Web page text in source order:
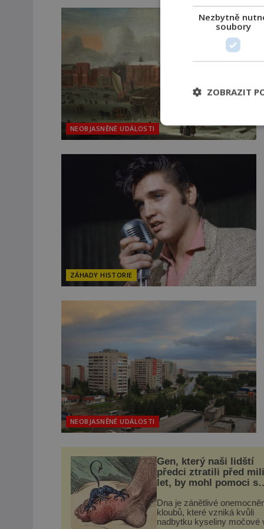
NEOBJASNĚNÉ UDÁLOSTI
ZÁHADY HISTORIE
NEOBJASNĚNÉ UDÁLOSTI
Gen, který naši lidští
předci ztratili před
let, by mohl pomoci s
Dna je zánětlivé
kloubů, které vzniká kvůli
nadbytku kyseliny močové
Nezbytně
soubory
ZOBRAZIT